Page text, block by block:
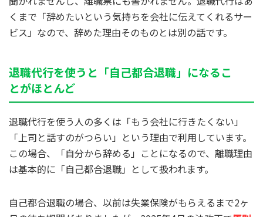
くまで「辞めたいという気持ちを会社に伝えてくれるサー
ビス」なので、辞めた理由そのものとは別の話です。
退職代行を使うと「自己都合退職」になるこ
とがほとんど
退職代行を使う人の多くは「もう会社に行きたくない」
「上司と話すのがつらい」という理由で利用しています。
この場合、「自分から辞める」ことになるので、離職理由
は基本的に「自己都合退職」として扱われます。
自己都合退職の場合、以前は失業保険がもらえるまで2ヶ